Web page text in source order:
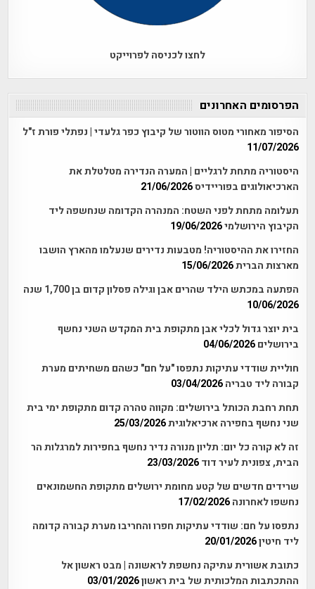
לחצו לכניסה לפרוייקט
הפרסומים האחרונים
הסיפור מאחורי מטוס הווטור של קיבוץ כפר גלעדי | נפתלי פורת ז"ל
11/07/2026
היסטוריה מתחת לרגליים | המערה הנדירה מטלטלת את
הארכיאולוגים בפוריידיס21/06/2026
תעלומה מתחת לפני השטח: המנהרה הקדומה שנחשפה ליד
הקיבוץ הירושלמי19/06/2026
החזירו את ההיסטוריה! מטבעות נדירים שנעלמו מהארץ הושבו
מארצות הברית15/06/2026
הפתעה במכתש הילד שהרים אבן וגילה פסלון קדום בן 1,700 שנה
10/06/2026
בית יוצר גדול לכלי אבן מתקופת בית המקדש השני נחשף
בירושלים 04/06/2026
חוליית שודדי עתיקות נתפסו "על חם" כשהם משחיתים מערת
קבורה ליד טבריה 03/04/2026
תחת רחבת הכותל בירושלים: מקווה טהרה קדום מתקופת ימי בית
שני נחשף בחפירה ארכיאלוגית25/03/2026
זה לא קורה כל יום: תליון מנורה נדיר נחשף בחפירות למרגלות הר
הבית, צפונית לעיר דוד 23/03/2026
שרידים חדשים של קטע מחומת ירושלים מתקופת החשמונאים
נחשפו לאחרונה 17/02/2026
נתפסו על חם: שודדי עתיקות חפרו והחריבו מערת קבורה קדומה
ליד חיטין20/01/2026
כתובת אשורית עתיקה נחשפת לראשונה | מבט ראשון אל
ההתכתבות המלכותית של בית ראשון03/01/2026